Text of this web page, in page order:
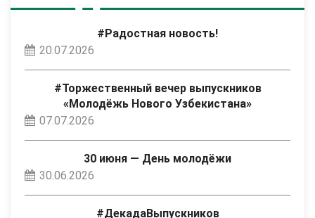
#Радостная новость!
20.07.2026
#Торжественный вечер выпускников
«Молодёжь Нового Узбекистана»
07.07.2026
30 июня — День молодёжи
30.06.2026
#ДекадаВыпускников